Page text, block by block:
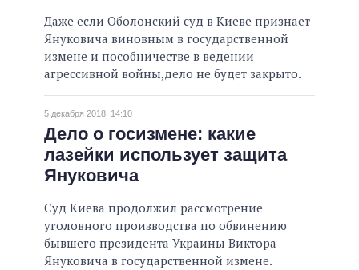
ВСЕ ПЕРСОНЫ
Даже если Оболонский суд в Киеве признает
Януковича виновным в государственной
измене и пособничестве в ведении
агрессивной войны,дело не будет закрыто.
5 декабря 2018, 14:10
Дело о госизмене: какие
лазейки использует защита
Януковича
Суд Киева продолжил рассмотрение
уголовного производства по обвинению
бывшего президента Украины Виктора
Януковича в государственной измене.